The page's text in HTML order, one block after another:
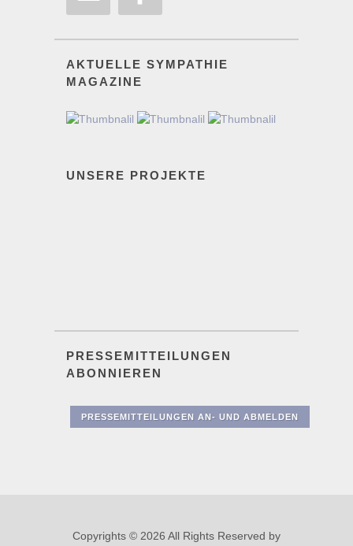
AKTUELLE SYMPATHIE
MAGAZINE
UNSERE PROJEKTE
PRESSEMITTEILUNGEN
ABONNIEREN
PRESSEMITTEILUNGEN AN- UND ABMELDEN
Copyrights © 2026 All Rights Reserved by